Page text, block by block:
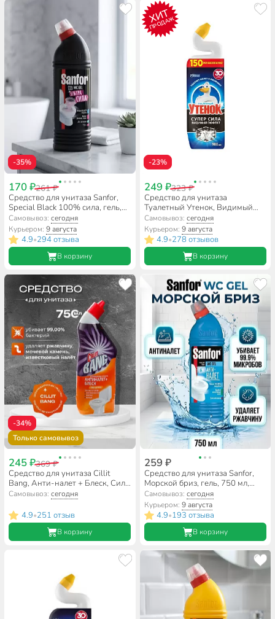
-35%
170 ₽261 ₽
Средство для унитаза Sanfor,
Special Black 100% сила, гель,
750 мл, 1896
Самовывоз:сегодня
Курьером:9 августа
4.9•294 отзыва
В корзину
ХИТ
ПРОДАЖ
-23%
249 ₽323 ₽
Средство для унитаза
Туалетный Утенок, Видимый
Эффект, гель, 900 мл
Самовывоз: сегодня
Курьером: 9 августа
4.9•278 отзывов
В корзину
-34%
Только самовывоз
245 ₽369 ₽
Средство для унитаза Cillit
Bang, Анти-налет + Блеск, Сила
цитруса, 750 мл,
дезинфицирующее, 8149770
Самовывоз:сегодня
4.9•251 отзыв
В корзину
259 ₽
Средство для унитаза Sanfor,
Морской бриз, гель, 750 мл,
1549
Самовывоз: сегодня
Курьером: 9 августа
4.9•193 отзыва
В корзину